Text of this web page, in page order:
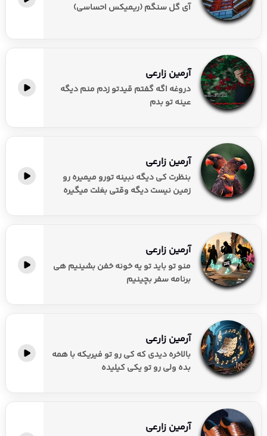
آی گل سنگم (ریمیکس احساسی)
آرمین زارعی
دروغه اگه گفتم قیدتو زدم منم دیگه
عینه تو بدم
آرمین زارعی
بنظرت کی دیگه نبینه تورو میمیره رو
زمین نیست دیگه وقتی بغلت میگیره
آرمین زارعی
منو تو باید تو یه خونه خفن بشینیم هی
برنامه سفر بچینیم
آرمین زارعی
‏بالاخره دیدی که کی رو تو فیریکه با همه
بده ولی رو تو یکی کیلیده
آرمین زارعی